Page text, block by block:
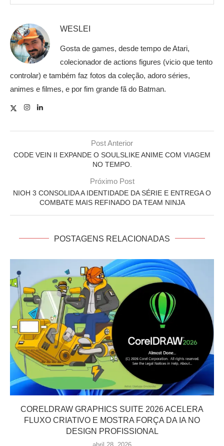
WESLEI
Gosta de games, desde tempo de Atari,
colecionador de actions figures (vicio que tento
controlar) e também faz fotos da coleção, adoro séries,
animes e filmes, e por fim grande fã do Batman.
Post Anterior
CODE VEIN II EXPANDE O SOULSLIKE ANIME COM VIAGEM
NO TEMPO.
Próximo Post
NIOH 3 CONSOLIDA A IDENTIDADE DA SÉRIE E ENTREGA O
COMBATE MAIS REFINADO DA TEAM NINJA
POSTAGENS RELACIONADAS
CORELDRAW GRAPHICS SUITE 2026 ACELERA
FLUXO CRIATIVO E MOSTRA FORÇA DA IA NO
DESIGN PROFISSIONAL